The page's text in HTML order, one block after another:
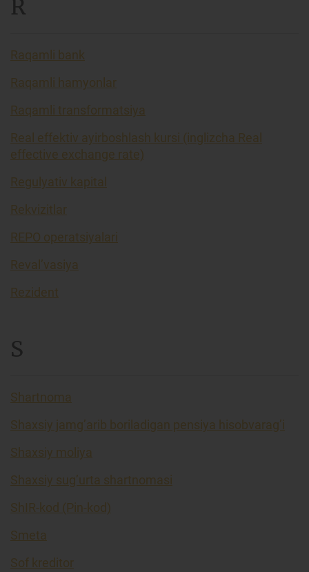
R
Raqamli bank
Raqamli hamyonlar
Raqamli transformatsiya
Real effektiv ayirboshlash kursi (inglizcha Real
effective exchange rate)
Regulyativ kapital
Rekvizitlar
REPO operatsiyalari
Reval’vasiya
Rezident
S
Shartnoma
Shaxsiy jamg’arib boriladigan pensiya hisobvarag’i
Shaxsiy moliya
Shaxsiy sug’urta shartnomasi
ShIR-kod (Pin-kod)
Smeta
Sof kreditor